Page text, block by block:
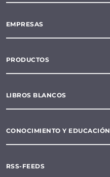
EMPRESAS
PRODUCTOS
LIBROS BLANCOS
CONOCIMIENTO Y EDUCACIÓN
RSS-FEEDS